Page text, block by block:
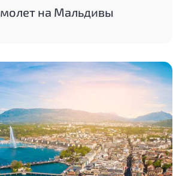
на Мальдивы